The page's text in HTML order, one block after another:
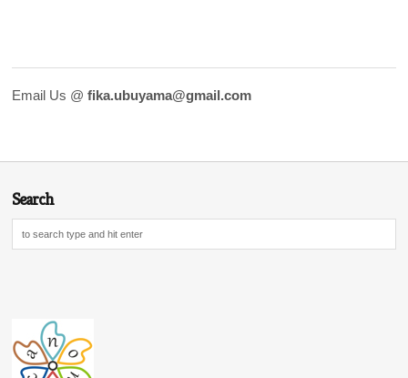
Email Us @fika.ubuyama@gmail.com
Search